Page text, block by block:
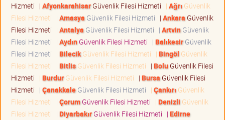
Hizmeti | AfyonkarahisarGüvenlik Filesi Hizmeti | Ağrı Güvenlik
Filesi Hizmeti | Amasya Güvenlik Filesi Hizmeti | Ankara Güvenlik
Filesi Hizmeti | Antalya Güvenlik Filesi Hizmeti | ArtvinGüvenlik
Filesi Hizmeti | AydınGüvenlik Filesi Hizmeti | BalıkesirGüvenlik
Filesi Hizmeti | BilecikGüvenlik Filesi Hizmeti | Bingöl Güvenlik
Filesi Hizmeti | BitlisGüvenlik Filesi Hizmeti | BoluGüvenlik Filesi
Hizmeti | BurdurGüvenlik Filesi Hizmeti | Bursa Güvenlik Filesi
Hizmeti | ÇanakkaleGüvenlik Filesi Hizmeti | Çankırı Güvenlik
Filesi Hizmeti | ÇorumGüvenlik Filesi Hizmeti | Denizli Güvenlik
Filesi Hizmeti | DiyarbakırGüvenlik Filesi Hizmeti | Edirne